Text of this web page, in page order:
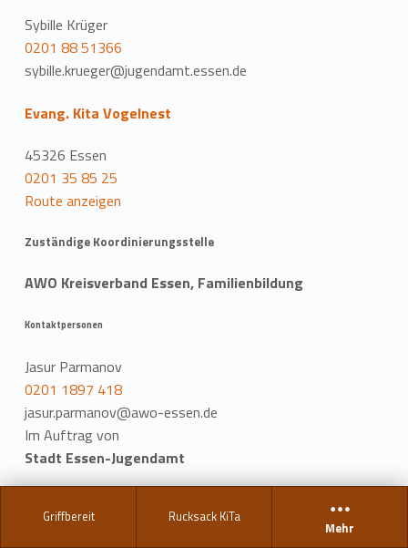
Griffbereit Rucksack KiTa
Mehr
Sybille Krüger
0201 88 51366
sybille.krueger@jugendamt.essen.de
Evang. Kita Vogelnest
45326 Essen
0201 35 85 25
Route anzeigen
Zuständige Koordinierungsstelle
AWO Kreisverband Essen, Familienbildung
Kontaktpersonen
Jasur Parmanov
0201 1897 418
jasur.parmanov@awo-essen.de
Im Auftrag von
Stadt Essen-Jugendamt
Sybille Krüger